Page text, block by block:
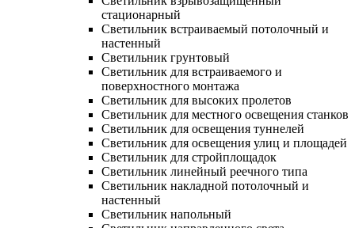
стационарный
Светильник встраиваемый потолочный и
настенный
Светильник грунтовый
Светильник для встраиваемого и
поверхностного монтажа
Светильник для высоких пролетов
Светильник для местного освещения станков
Светильник для освещения туннелей
Светильник для освещения улиц и площадей
Светильник для стройплощадок
Светильник линейный реечного типа
Светильник накладной потолочный и
настенный
Светильник напольный